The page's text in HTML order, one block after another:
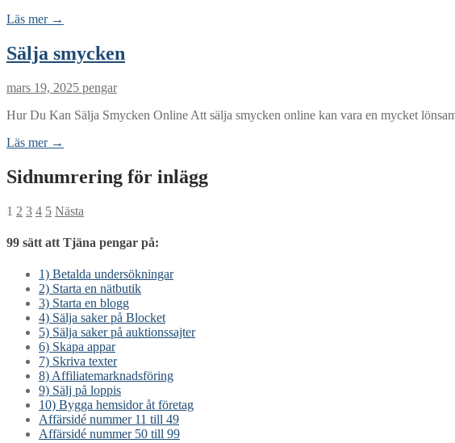
Läs mer →
Sälja smycken
mars 19, 2025 pengar
Hur Du Kan Sälja Smycken Online Att sälja smycken online kan vara en mycket
Läs mer →
Sidnumrering för inlägg
1 2 3 4 5 Nästa
99 sätt att Tjäna pengar på:
1) Betalda undersökningar
2) Starta en nätbutik
3) Starta en blogg
4) Sälja saker på Blocket
5) Sälja saker på auktionssajter
6) Skapa appar
7) Skriva texter
8) Affiliatemarknadsföring
9) Sälj på loppis
10) Bygga hemsidor åt företag
Affärsidé nummer 11 till 49
Affärsidé nummer 50 till 99